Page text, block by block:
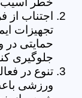
اجتناب از
تجهیزات
حمایتی در
جلوگیری
تنوع در
ورزشی